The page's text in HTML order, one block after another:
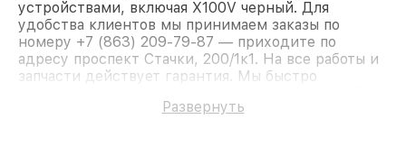
устройствами, включая X100V черный. Для
удобства клиентов мы принимаем заказы по
номеру +7 (863) 209-79-87 — приходите по
адресу проспект Стачки, 200/1к1. На все работы и
запчасти действует гарантия. Мы быстро
Развернуть